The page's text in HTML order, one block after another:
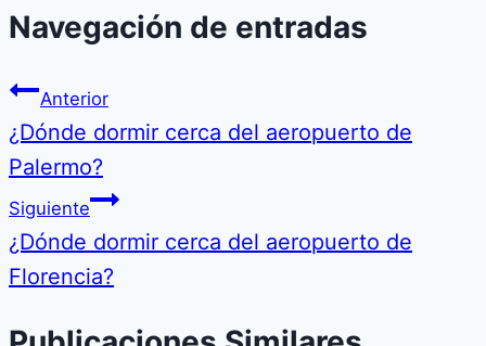
Navegación de entradas
Anterior
¿Dónde dormir cerca del aeropuerto de
Palermo?
Siguiente
¿Dónde dormir cerca del aeropuerto de
Florencia?